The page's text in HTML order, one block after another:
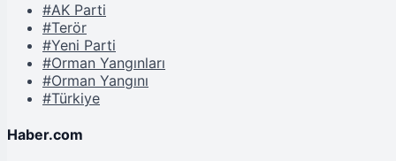
#AK Parti
#Terör
#Yeni Parti
#Orman Yangınları
#Orman Yangını
#Türkiye
Haber.com